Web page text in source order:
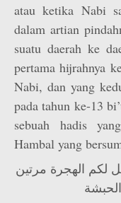
atau ketika Nabi
dalam artian
suatu daerah ke
pertama hijrahnya
Nabi, dan yang
pada tahun ke-13
sebuah hadis
Hambal yang
لكم الهجرة مرتين